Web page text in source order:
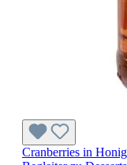
Cranberries in